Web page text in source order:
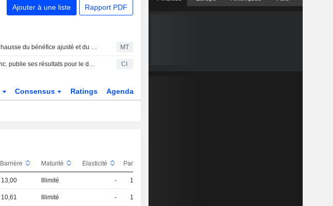
Ajouter à une liste Rapport PDF
Kenvue : hausse du bénéfice ajusté et du chiffre d'affaires au deuxième trimestre MT
Kenvue Inc. publie ses résultats pour le deuxième trimestre et le premier semestre clos le 28 juin 2026 CI
Consensus Ratings Agenda
Barrière Maturité Elasticité Parité
13,00 Illimité - 10
10,61 Illimité - 10